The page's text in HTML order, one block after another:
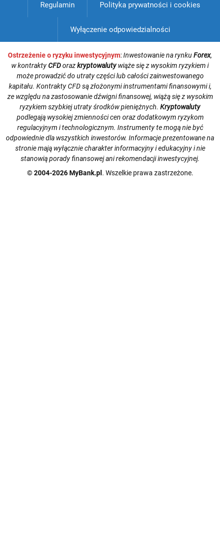
Regulamin Polityka prywatności i cookies
Wyłączenie odpowiedzialności
Ostrzeżenie o ryzyku inwestycyjnym:Inwestowanie na rynkuForex,
w kontraktyCFDorazkryptowalutywiąże się z wysokim ryzykiem i
może prowadzić do utraty części lub całości zainwestowanego
kapitału. Kontrakty CFD są złożonymi instrumentami finansowymi i,
ze względu na zastosowanie dźwigni finansowej, wiążą się z wysokim
ryzykiem szybkiej utraty środków pieniężnych. Kryptowaluty
podlegają wysokiej zmienności cen oraz dodatkowym ryzykom
regulacyjnym i technologicznym. Instrumenty te mogą nie być
odpowiednie dla wszystkich inwestorów. Informacje prezentowane na
stronie mają wyłącznie charakter informacyjny i edukacyjny i nie
stanowią porady finansowej ani rekomendacji inwestycyjnej.
© 2004-2026 MyBank.pl . Wszelkie prawa zastrzeżone.